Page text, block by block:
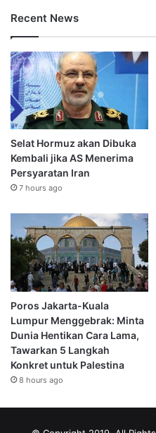
Recent News
Selat Hormuz akan Dibuka
Kembali jika AS Menerima
Persyaratan Iran
7 hours ago
Poros Jakarta-Kuala
Lumpur Menggebrak: Minta
Dunia Hentikan Cara Lama,
Tawarkan 5 Langkah
Konkret untuk Palestina
8 hours ago